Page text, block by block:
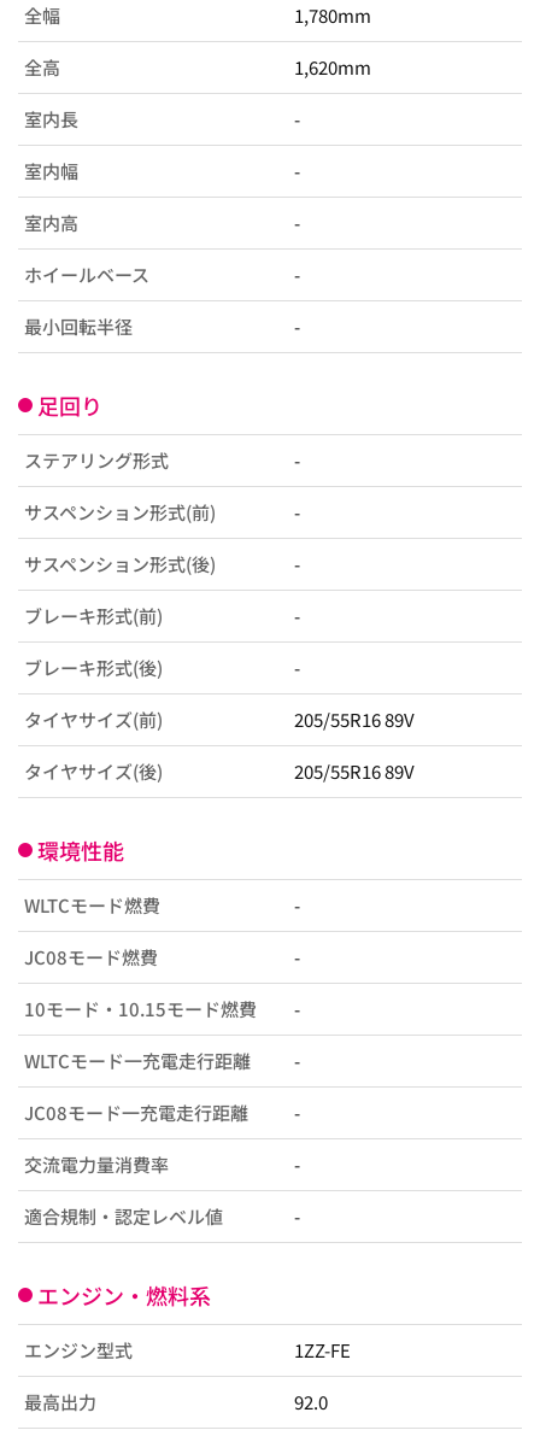
全幅 1,780mm
全高 1,620mm
室内長 -
室内幅 -
室内高 -
ホイールベース -
最小回転半径 -
足回り
ステアリング形式 -
サスペンション形式(前) -
サスペンション形式(後) -
ブレーキ形式(前) -
ブレーキ形式(後) -
タイヤサイズ(前) 205/55R16 89V
タイヤサイズ(後) 205/55R16 89V
環境性能
WLTCモード燃費 -
JC08モード燃費 -
10モード・10.15モード燃費 -
WLTCモード一充電走行距離 -
JC08モード一充電走行距離 -
交流電力量消費率 -
適合規制・認定レベル値 -
エンジン・燃料系
エンジン型式 1ZZ-FE
最高出力 92.0